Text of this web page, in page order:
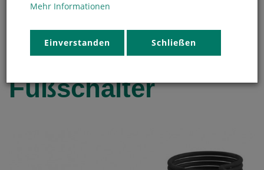
einfacher
Fußschalter
Mehr Informationen
Einverstanden Schließen